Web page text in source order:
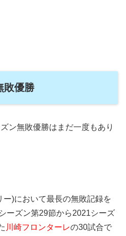
敗優勝
ン無敗優勝はまだ一度もあり
)において最長の無敗記録を
ーズン第29節から2021シーズ
川崎フロンターレの30試合で